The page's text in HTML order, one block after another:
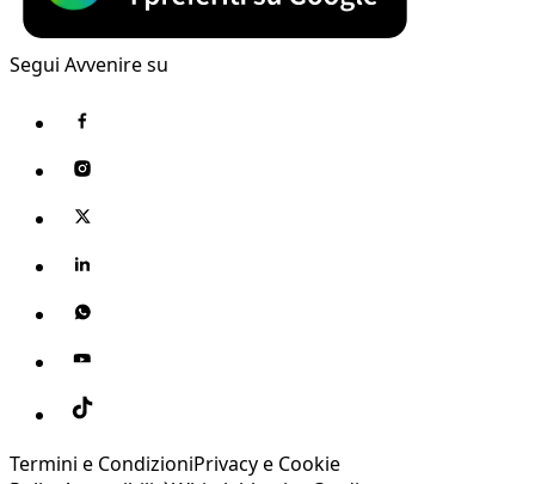
Segui Avvenire su
Termini e CondizioniPrivacy e Cookie